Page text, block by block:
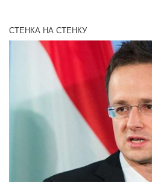
СТЕНКА НА СТЕНКУ